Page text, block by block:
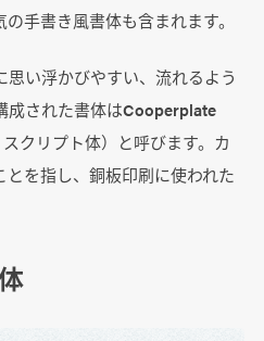
手書き風書体も含まれます。
い浮かびやすい、流れるよう
成された書体はCooperplate
クリプト体）と呼びます。カ
を指し、銅板印刷に使われた